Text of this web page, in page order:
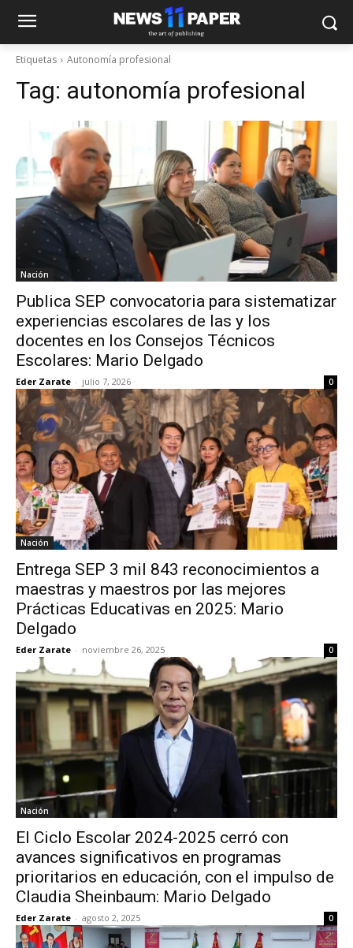
Etiquetas Autonomía profesional
Tag: autonomía profesional
Nación
Publica SEP convocatoria para sistematizar
experiencias escolares de las y los
docentes en los Consejos Técnicos
Escolares: Mario Delgado
Eder Zarate - julio 7, 2026 0
Nación
Entrega SEP 3 mil 843 reconocimientos a
maestras y maestros por las mejores
Prácticas Educativas en 2025: Mario
Delgado
Eder Zarate - noviembre 26, 2025 0
Nación
El Ciclo Escolar 2024-2025 cerró con
avances significativos en programas
prioritarios en educación, con el impulso de
Claudia Sheinbaum: Mario Delgado
Eder Zarate - agosto 2, 2025 0